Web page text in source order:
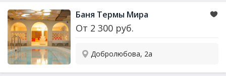
Баня Термы Мира
От 2 300 руб.
Добролюбова, 2а